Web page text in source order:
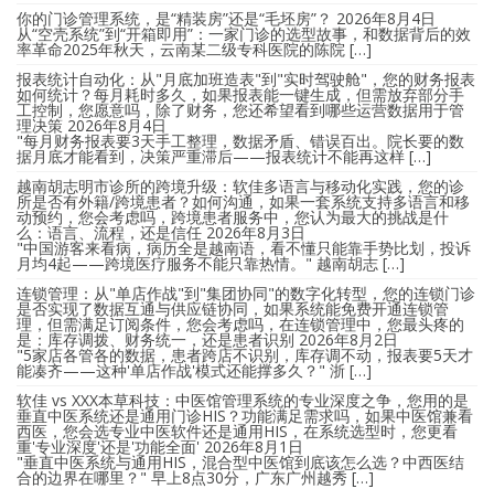
你的门诊管理系统，是“精装房”还是“毛坯房”？ 2026年8月4日
从“空壳系统”到“开箱即用”：一家门诊的选型故事，和数据背后的效
率革命2025年秋天，云南某二级专科医院的陈院 […]
报表统计自动化：从"月底加班造表"到"实时驾驶舱"，您的财务报表
如何统计？每月耗时多久，如果报表能一键生成，但需放弃部分手
工控制，您愿意吗，除了财务，您还希望看到哪些运营数据用于管
理决策 2026年8月4日
"每月财务报表要3天手工整理，数据矛盾、错误百出。院长要的数
据月底才能看到，决策严重滞后——报表统计不能再这样 […]
越南胡志明市诊所的跨境升级：软佳多语言与移动化实践，您的诊
所是否有外籍/跨境患者？如何沟通，如果一套系统支持多语言和移
动预约，您会考虑吗，跨境患者服务中，您认为最大的挑战是什
么：语言、流程，还是信任 2026年8月3日
"中国游客来看病，病历全是越南语，看不懂只能靠手势比划，投诉
月均4起——跨境医疗服务不能只靠热情。" 越南胡志 […]
连锁管理：从"单店作战"到"集团协同"的数字化转型，您的连锁门诊
是否实现了数据互通与供应链协同，如果系统能免费开通连锁管
理，但需满足订阅条件，您会考虑吗，在连锁管理中，您最头疼的
是：库存调拨、财务统一，还是患者识别 2026年8月2日
"5家店各管各的数据，患者跨店不识别，库存调不动，报表要5天才
能凑齐——这种'单店作战'模式还能撑多久？" 浙 […]
软佳 vs XXX本草科技：中医馆管理系统的专业深度之争，您用的是
垂直中医系统还是通用门诊HIS？功能满足需求吗，如果中医馆兼看
西医，您会选专业中医软件还是通用HIS，在系统选型时，您更看
重'专业深度'还是'功能全面' 2026年8月1日
"垂直中医系统与通用HIS，混合型中医馆到底该怎么选？中西医结
合的边界在哪里？" 早上8点30分，广东广州越秀 […]